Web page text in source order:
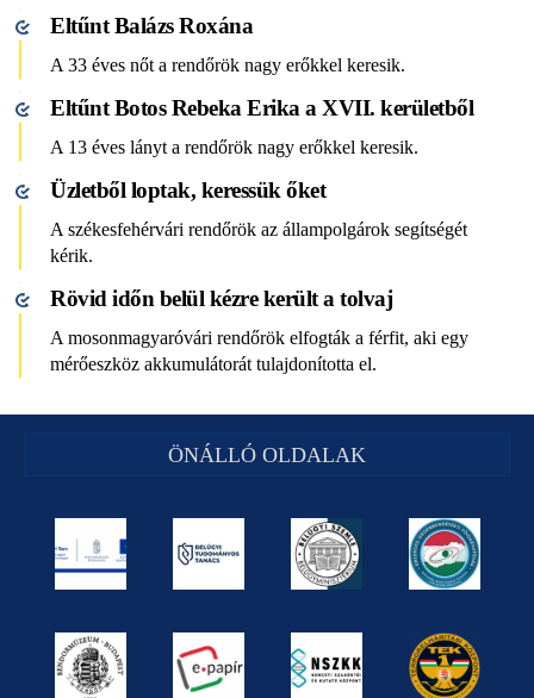
Eltűnt Balázs Roxána
A 33 éves nőt a rendőrök nagy erőkkel keresik.
Eltűnt Botos Rebeka Erika a XVII. kerületből
A 13 éves lányt a rendőrök nagy erőkkel keresik.
Üzletből loptak, keressük őket
A székesfehérvári rendőrök az állampolgárok segítségét
kérik.
Rövid időn belül kézre került a tolvaj
A mosonmagyaróvári rendőrök elfogták a férfit, aki egy
mérőeszköz akkumulátorát tulajdonította el.
ÖNÁLLÓ OLDALAK